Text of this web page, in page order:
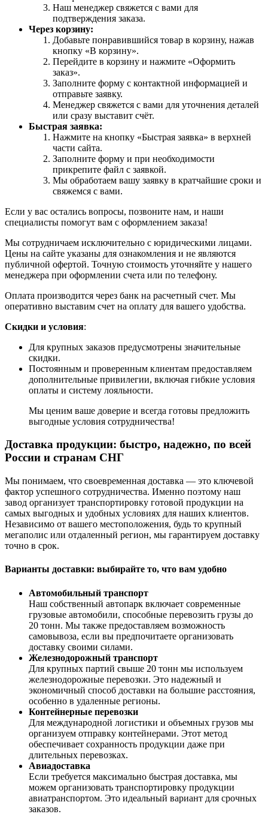
Наш менеджер свяжется с вами для
подтверждения заказа.
Через корзину:
Добавьте понравившийся товар в корзину, нажав
кнопку «В корзину».
Перейдите в корзину и нажмите «Оформить
заказ».
Заполните форму с контактной информацией и
отправьте заявку.
Менеджер свяжется с вами для уточнения деталей
или сразу выставит счёт.
Быстрая заявка:
Нажмите на кнопку «Быстрая заявка» в верхней
части сайта.
Заполните форму и при необходимости
прикрепите файл с заявкой.
Мы обработаем вашу заявку в кратчайшие сроки и
свяжемся с вами.
Если у вас остались вопросы, позвоните нам, и наши
специалисты помогут вам с оформлением заказа!
Мы сотрудничаем исключительно с юридическими лицами.
Цены на сайте указаны для ознакомления и не являются
публичной офертой. Точную стоимость уточняйте у нашего
менеджера при оформлении счета или по телефону.
Оплата производится через банк на расчетный счет. Мы
оперативно выставим счет на оплату для вашего удобства.
Скидки и условия:
Для крупных заказов предусмотрены значительные
скидки.
Постоянным и проверенным клиентам предоставляем
дополнительные привилегии, включая гибкие условия
оплаты и систему лояльности.
Мы ценим ваше доверие и всегда готовы предложить
выгодные условия сотрудничества!
Доставка продукции: быстро, надежно, по всей
России и странам СНГ
Мы понимаем, что своевременная доставка — это ключевой
фактор успешного сотрудничества. Именно поэтому наш
завод организует транспортировку готовой продукции на
самых выгодных и удобных условиях для наших клиентов.
Независимо от вашего местоположения, будь то крупный
мегаполис или отдаленный регион, мы гарантируем доставку
точно в срок.
Варианты доставки: выбирайте то, что вам удобно
Автомобильный транспорт
Наш собственный автопарк включает современные
грузовые автомобили, способные перевозить грузы до
20 тонн. Мы также предоставляем возможность
самовывоза, если вы предпочитаете организовать
доставку своими силами.
Железнодорожный транспорт
Для крупных партий свыше 20 тонн мы используем
железнодорожные перевозки. Это надежный и
экономичный способ доставки на большие расстояния,
особенно в удаленные регионы.
Контейнерные перевозки
Для международной логистики и объемных грузов мы
организуем отправку контейнерами. Этот метод
обеспечивает сохранность продукции даже при
длительных перевозках.
Авиадоставка
Если требуется максимально быстрая доставка, мы
можем организовать транспортировку продукции
авиатранспортом. Это идеальный вариант для срочных
заказов.